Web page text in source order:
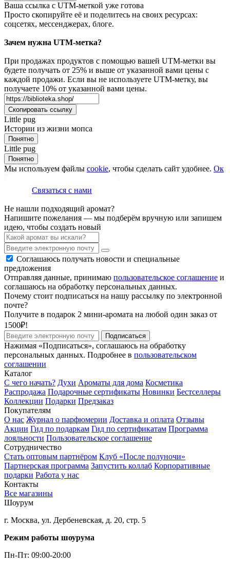
Ваша сcылка с UTM-меткой уже готова
Просто скопируйте её и поделитесь на своих ресурсах:
соцсетях, мессенджерах, блоге.
Зачем нужна UTM-метка?
При продажах продуктов с помощью вашей UTM-метки вы
будете получать от 25% и выше от указанной вами цены с
каждой продажи. Если вы не используете UTM-метку, вы
получаете 10% от указанной вами цены.
Скопировать ссылку
Little pug
Истории из жизни мопса
Понятно
Little pug
Понятно
Мы используем файлы cookie, чтобы сделать сайт удобнее. Ок
Связаться с нами
Не нашли подходящий аромат?
Напишите пожелания — мы подберём вручную или запишем
идею, чтобы создать новый
Соглашаюсь получать новости и специальные
предложения
Отправляя данные, принимаю пользовательское соглашение и
соглашаюсь на обработку персональных данных.
Почему стоит подписаться на нашу рассылку по электронной
почте?
Получите в подарок 2 мини-аромата на любой один заказ от
1500₽!
Подписаться
Нажимая «Подписаться», соглашаюсь на обработку
персональных данных. Подробнее в пользовательском
соглашении
Каталог
С чего начать? Духи Ароматы для дома Косметика
Распродажа Подарочные сертификаты Новинки Бестселлеры
Коллекции Подарки Предзаказ
Покупателям
О нас Журнал о парфюмерии Доставка и оплата Отзывы
Акции Гид по подаркам Гид по сертификатам Программа
лояльности Пользовательское соглашение
Сотрудничество
Стать оптовым партнёром Клуб «После полуночи»
Партнерская программа Запустить коллаб Корпоративные
подарки Работа у нас
Контакты
Все магазины
Шоурум
г. Москва, ул. Дербеневская, д. 20, стр. 5
Режим работы шоурума
Пн-Пт: 09:00-20:00